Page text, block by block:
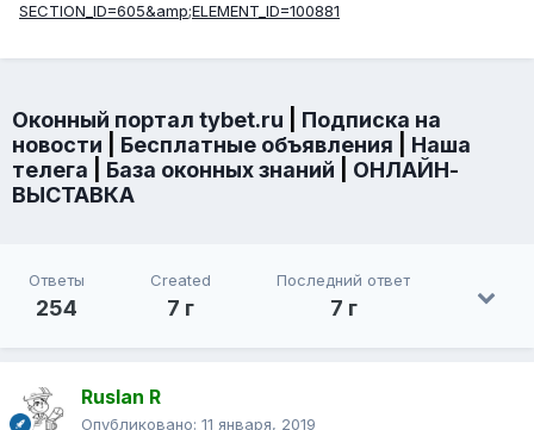
SECTION_ID=605&amp;ELEMENT_ID=100881
Оконный портал tybet.ru
Подписка на
новости
Бесплатные объявления
Наша
телега
База оконных знаний
ОНЛАЙН-
ВЫСТАВКА
Ответы
254
Created
7 г
Последний ответ
7 г
Ruslan R
Опубликовано: 11 января, 2019